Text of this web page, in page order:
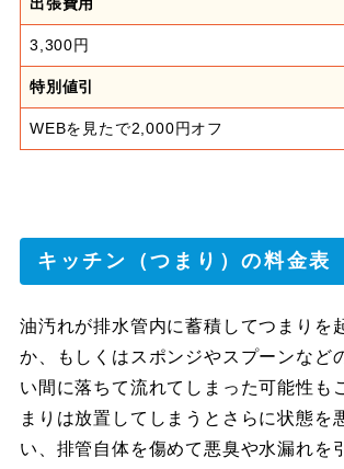
3,300円
特別値引
WEBを見たで2,000円オフ
キッチン（つまり）の料金表
油汚れが排水管内に蓄積してつまりを
か、もしくはスポンジやスプーンなど
い間に落ちて流れてしまった可能性も
まりは放置してしまうとさらに状態を
い、排管自体を傷めて悪臭や水漏れを